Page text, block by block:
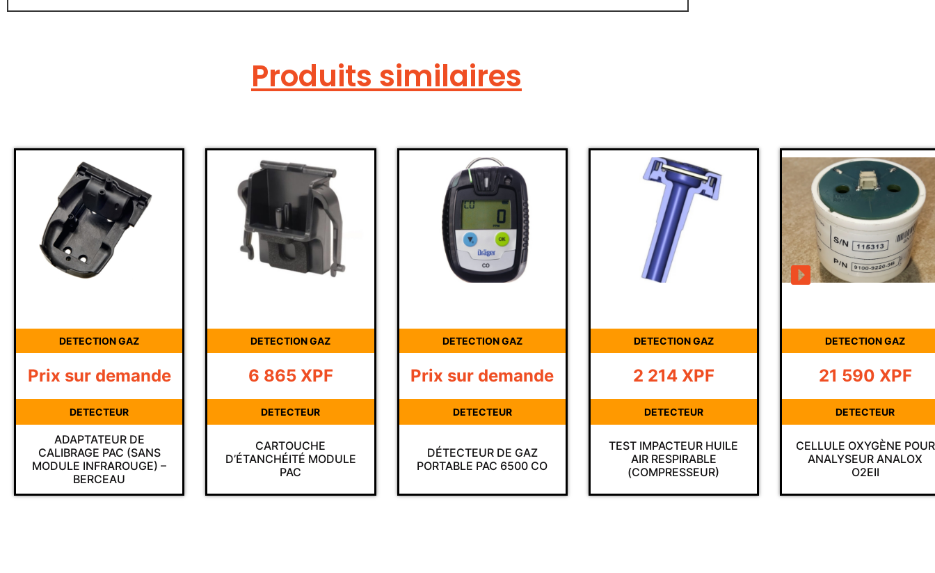
Produits similaires
DETECTION GAZ
CARTOUCHE
D’ÉTANCHÉITÉ MODULE
PAC
6 865XPF
DETECTEUR
DETECTION GAZ
DÉTECTEUR DE GAZ
PORTABLE PAC 6500 CO
Prix sur demande
DETECTEUR
DETECTION GAZ
TEST IMPACTEUR HUILE
AIR RESPIRABLE
(COMPRESSEUR)
2 214XPF
DETECTEUR
DETECTION GAZ
CELLULE OXYGÈNE POUR
ANALYSEUR ANALOX
O2EII
21 590XPF
DETECTEUR
COMPRESSEUR
ANALYSEUR OXYGÈNE
PRO O² COLTRI
Prix sur
DETECTEUR